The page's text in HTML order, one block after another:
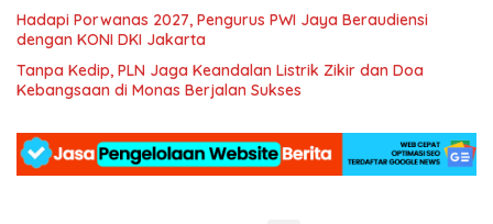
Hadapi Porwanas 2027, Pengurus PWI Jaya Beraudiensi
dengan KONI DKI Jakarta
Tanpa Kedip, PLN Jaga Keandalan Listrik Zikir dan Doa
Kebangsaan di Monas Berjalan Sukses